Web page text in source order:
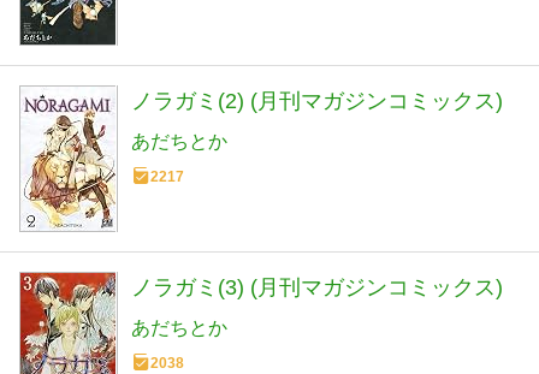
ノラガミ(2) (月刊マガジンコミックス)
あだちとか
2217
ノラガミ(3) (月刊マガジンコミックス)
あだちとか
2038